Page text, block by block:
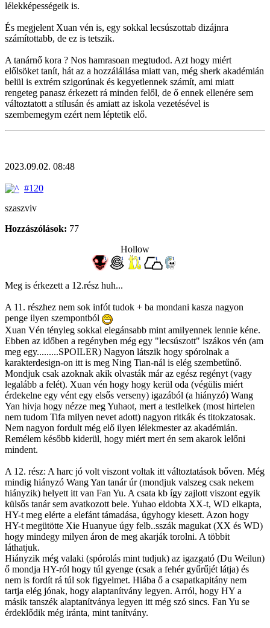
lélekképességeik is.
És megjelent Xuan vén is, egy sokkal lecsúszottab dizájnra
számítottabb, de ez is tetszik.
A tanárnő kora ? Nos hamrasoan megtudod. Azt hogy miért
előlsöket tanít, hát az a hozzálállása miatt van, még sherk akadémián
belül is extrém szigorúnak és kegyetlennek számít, ami miatt
rengeteg panasz érkezett rá minden felől, de ő ennek ellenére sem
változtatott a stílusán és amiatt az iskola vezetésével is
szembemegym ezért nem léptetik elő.
2023.09.02. 08:48
#120
szaszviv
Hozzászólások: 77
Hollow
Meg is érkezett a 12.rész huh...
A 11. részhez nem sok infót tudok + ba mondani kasza nagyon
penge ilyen szempontból
Xuan Vén tényleg sokkal elegánsabb mint amilyennek lennie kéne.
Ebben az időben a regényben még egy "lecsúszott" iszákos vén (am
meg egy.........SPOILER) Nagyon látszik hogy spórolnak a
karakterdesign-on itt is meg Ning Tian-nál is elég szembetűnő.
Mondjuk csak azoknak akik olvasták már az egész regényt (vagy
legalább a felét). Xuan vén hogy hogy kerül oda (végülis miért
érdekelne egy vént egy elsős verseny) igazából (a hiányzó) Wang
Yan hivja hogy nézze meg Yuhaot, mert a testlelkek (most hirtelen
nem tudom Tifa milyen nevet adott) nagyon ritkák és titokzatosak.
Nem nagyon fordult még elő ilyen lélekmester az akadémián.
Remélem később kiderül, hogy miért mert én sem akarok lelőni
mindent.
A 12. rész: A harc jó volt viszont voltak itt változtatások bőven. Még
mindig hiányzó Wang Yan tanár úr (mondjuk valszeg csak nekem
hiányzik) helyett itt van Fan Yu. A csata kb így zajlott viszont egyik
külsős tanár sem avatkozott bele. Yuhao eldobta XX-t, WD elkapta,
HY-t meg elérte a elefánt támadása, úgyhogy kiesett. Azon hogy
HY-t megütötte Xie Huanyue úgy felb..sszák magukat (XX és WD)
hogy mindegy milyen áron de meg akarják torolni. A többit
láthatjuk.
Hiányzik még valaki (spórolás mint tudjuk) az igazgató (Du Weilun)
ő mondja HY-ról hogy túl gyenge (csak a fehér gyűrűjét látja) és
nem is fordít rá túl sok figyelmet. Hiába ő a csapatkapitány nem
tartja elég jónak, hogy alaptanítvány legyen. Arról, hogy HY a
másik tanszék alaptanítványa legyen itt még szó sincs. Fan Yu se
érdeklődik még iránta, mint tanítvány.